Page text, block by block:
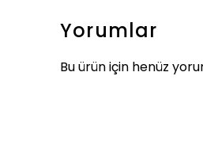
Yorumlar
Bu ürün için henüz